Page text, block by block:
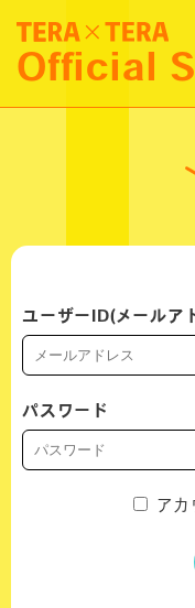
Official
LOGIN
UPDATED
ユーザーID(メールア
パスワード
アカ